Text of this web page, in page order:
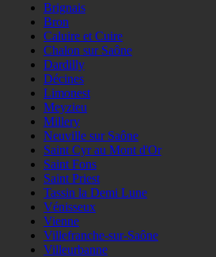
Brignais
Bron
Caluire et Cuire
Chalon sur Saône
Dardilly
Décines
Limonest
Meyzieu
Millery
Neuville sur Saône
Saint Cyr au Mont d'Or
Saint Fons
Saint Priest
Tassin la Demi Lune
Vénisseux
Vienne
Villefranche-sur-Saône
Villeurbanne